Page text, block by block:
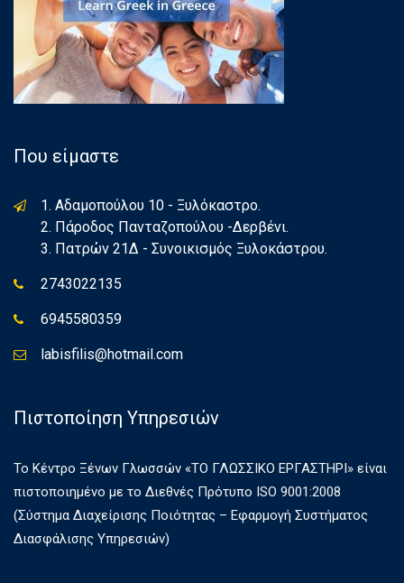
Που είμαστε
1. Αδαμοπούλου 10 - Ξυλόκαστρο.
2. Πάροδος Πανταζοπούλου -Δερβένι.
3. Πατρών 21Δ - Συνοικισμός Ξυλοκάστρου.
2743022135
6945580359
labisfilis@hotmail.com
Πιστοποίηση Υπηρεσιών
Το Κέντρο Ξένων Γλωσσών «ΤΟ ΓΛΩΣΣΙΚΟ ΕΡΓΑΣΤΗΡΙ» είναι
πιστοποιημένο με το Διεθνές Πρότυπο ISO 9001:2008
(Σύστημα Διαχείρισης Ποιότητας – Εφαρμογή Συστήματος
Διασφάλισης Υπηρεσιών)